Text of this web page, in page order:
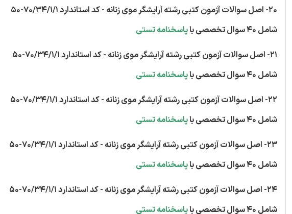
20- اصل سوالات آزمون کتبی رشته آرایشگر موی زنانه - کد استاندارد 70/34/1/1-50
شامل 40 سوال تخصصی با
پاسخنامه تستی
21- اصل سوالات آزمون کتبی رشته آرایشگر موی زنانه - کد استاندارد 70/34/1/1-50
شامل 40 سوال تخصصی با
پاسخنامه تستی
22- اصل سوالات آزمون کتبی رشته آرایشگر موی زنانه - کد استاندارد 70/34/1/1-50
شامل 40 سوال تخصصی با
پاسخنامه تستی
23- اصل سوالات آزمون کتبی رشته آرایشگر موی زنانه - کد استاندارد 70/34/1/1-50
شامل 40 سوال تخصصی با
پاسخنامه تستی
24- اصل سوالات آزمون کتبی رشته آرایشگر موی زنانه - کد استاندارد 70/34/1/1-50
شامل 40 سوال تخصصی با
پاسخنامه تستی